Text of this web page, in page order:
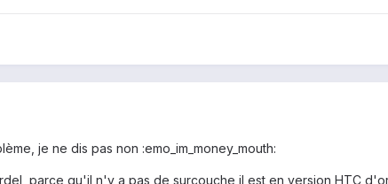
je ne dis pas non :emo_im_money_mouth:
parce qu'il n'y a pas de surcouche il est en version HTC